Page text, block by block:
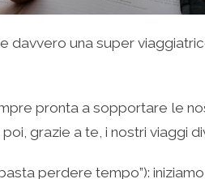
davvero una super
pronta a sopportare le
poi, grazie a te, i nostri viaggi
perdere tempo”):